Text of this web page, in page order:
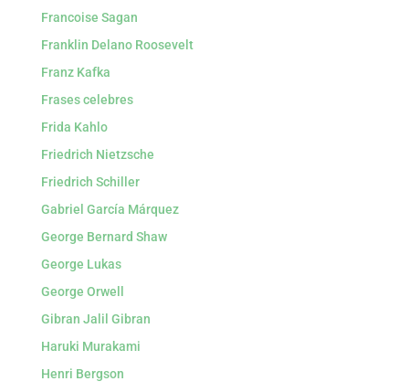
Francoise Sagan
Franklin Delano Roosevelt
Franz Kafka
Frases celebres
Frida Kahlo
Friedrich Nietzsche
Friedrich Schiller
Gabriel García Márquez
George Bernard Shaw
George Lukas
George Orwell
Gibran Jalil Gibran
Haruki Murakami
Henri Bergson